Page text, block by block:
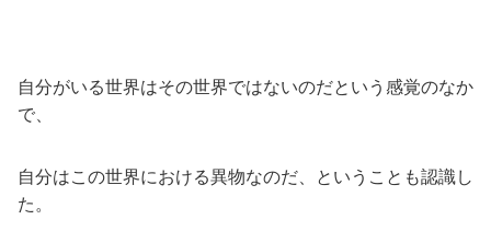
自分がいる世界はその世界ではないのだという感覚のなか
で、
自分はこの世界における異物なのだ、ということも認識し
た。